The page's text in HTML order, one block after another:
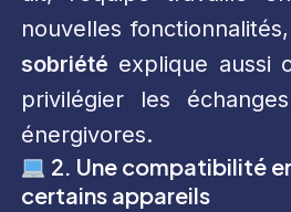
nouvelles
sobriété explique aussi
privilégier les
énergivores.
2. Une compatibilité
certains appareils